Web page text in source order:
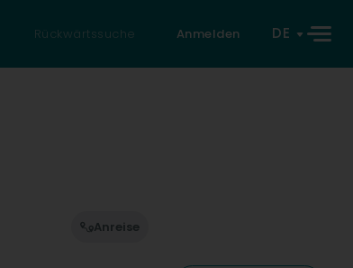
Rückwärtssuche Anmelden DE
Anreise